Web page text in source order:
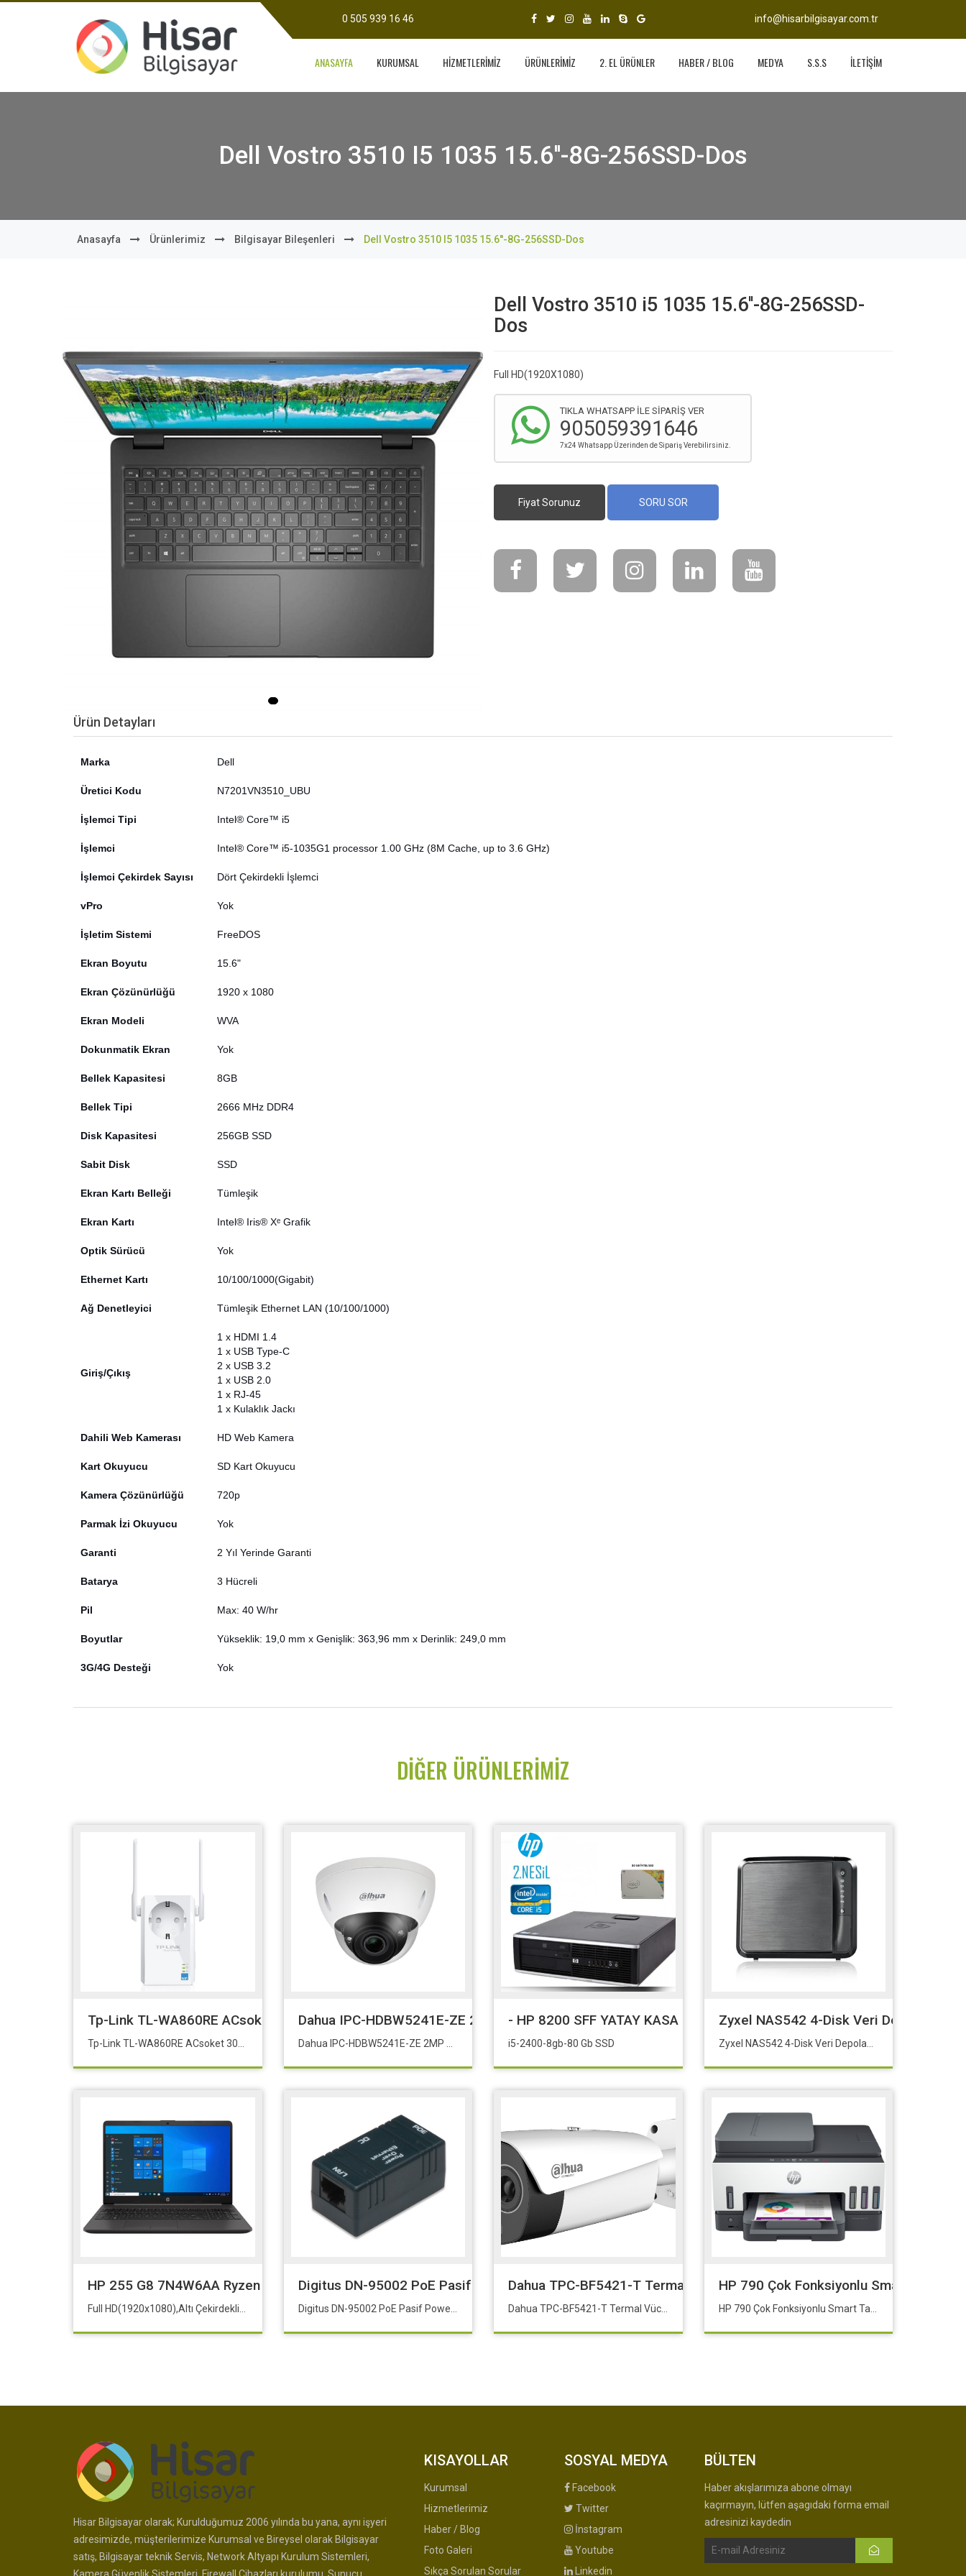
0 505 939 16 46 info@hisarbilgisayar.com.tr
ANASAYFA KURUMSAL HİZMETLERİMİZ ÜRÜNLERİMİZ 2. EL ÜRÜNLER HABER / BLOG MEDYA S.S.S İLETİŞİM
Dell Vostro 3510 I5 1035 15.6''-8G-256SSD-Dos
Anasayfa Ürünlerimiz Bilgisayar Bileşenleri Dell Vostro 3510 I5 1035 15.6''-8G-256SSD-Dos
Dell Vostro 3510 i5 1035 15.6''-8G-256SSD-
Dos
Full HD(1920X1080)
TIKLA WHATSAPP İLE SİPARİŞ VER
905059391646
7x24 Whatsapp Üzerinden de Sipariş Verebilirsiniz.
Fiyat Sorunuz SORU SOR
Ürün Detayları
Marka Dell
Üretici Kodu N7201VN3510_UBU
İşlemci Tipi Intel® Core™ i5
İşlemci Intel® Core™ i5-1035G1 processor 1.00 GHz (8M Cache, up to 3.6 GHz)
İşlemci Çekirdek Sayısı Dört Çekirdekli İşlemci
vPro Yok
İşletim Sistemi FreeDOS
Ekran Boyutu 15.6"
Ekran Çözünürlüğü 1920 x 1080
Ekran Modeli WVA
Dokunmatik Ekran Yok
Bellek Kapasitesi 8GB
Bellek Tipi 2666 MHz DDR4
Disk Kapasitesi 256GB SSD
Sabit Disk SSD
Ekran Kartı Belleği Tümleşik
Ekran Kartı Intel® Iris® Xᵉ Grafik
Optik Sürücü Yok
Ethernet Kartı 10/100/1000(Gigabit)
Ağ Denetleyici Tümleşik Ethernet LAN (10/100/1000)
Giriş/Çıkış
1 x HDMI 1.4
1 x USB Type-C
2 x USB 3.2
1 x USB 2.0
1 x RJ-45
1 x Kulaklık Jackı
Dahili Web Kamerası HD Web Kamera
Kart Okuyucu SD Kart Okuyucu
Kamera Çözünürlüğü 720p
Parmak İzi Okuyucu Yok
Garanti 2 Yıl Yerinde Garanti
Batarya 3 Hücreli
Pil Max: 40 W/hr
Boyutlar Yükseklik: 19,0 mm x Genişlik: 363,96 mm x Derinlik: 249,0 mm
3G/4G Desteği Yok
DIĞER ÜRÜNLERIMIZ
Tp-Link TL-WA860RE ACsoket 300Mps Menzil Gen(Priz)Dahua IPC-HDBW5241E-ZE 2MP Wızmind AI Dome Kamera 1 / 2.8 “ CMOS Sensör2.7mm-13.5mm Motorize
- HP 8200 SFF YATAY KASA
i5-2400-8gb-80 Gb SSD
Zyxel NAS542 4-Disk Veri Depolama -
HP 255 G8 7N4W6AA Ryzen 5 5500-15.6"-8G-256SSD-DosDigitus DN-95002 PoE Pasif Power Enjektör Kutusu Güç Adaptörü Ayrıca Temin Edilmelidir.
Dahua TPC-BF5421-T Termal Vücut Sıcaklığı Kamerası 1 / 2.7 “ CMOS
HP 790 Çok Fonksiyonlu Smart Tanklı
Hisar Bilgisayar olarak; Kurulduğumuz 2006 yılında bu yana, aynı işyeri
adresimizde, müşterilerimize Kurumsal ve Bireysel olarak Bilgisayar
satış, Bilgisayar teknik Servis, Network Altyapı Kurulum Sistemleri,
Kamera Güvenlik Sistemleri, Firewall Cihazları kurulumu, Sunucu
KISAYOLLAR
Kurumsal
Hizmetlerimiz
Haber / Blog
Foto Galeri
Sıkça Sorulan Sorular
SOSYAL MEDYA
Facebook
Twitter
İnstagram
Youtube
Linkedin
BÜLTEN
Haber akışlarımıza abone olmayı
kaçırmayın, lütfen aşagıdaki forma email
adresinizi kaydedin